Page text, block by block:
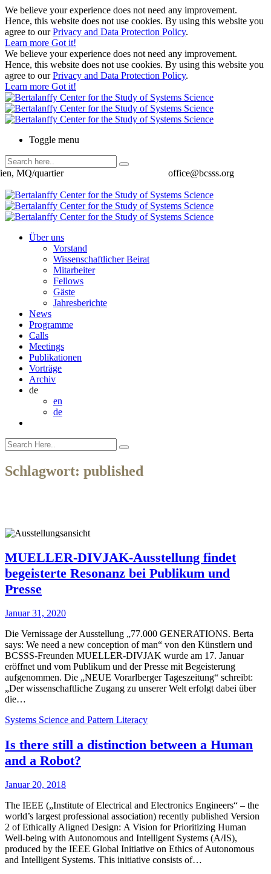
We believe your experience does not need any improvement.
Hence, this website does not use cookies. By using this website you
agree to ourPrivacy and Data Protection Policy.
Learn more Got it!
We believe your experience does not need any improvement.
Hence, this website does not use cookies. By using this website you
agree to ourPrivacy and Data Protection Policy.
Learn more Got it!
Toggle menu
office@bcsss.org
MQ/quartier
Über uns
Vorstand
Wissenschaftlicher Beirat
Mitarbeiter
Fellows
Gäste
Jahresberichte
News
Programme
Calls
Meetings
Publikationen
Vorträge
Archiv
de
en
de
Schlagwort: published
MUELLER-DIVJAK-Ausstellung findet
begeisterte Resonanz bei Publikum und
Presse
Januar 31, 2020
Die Vernissage der Ausstellung „77.000 GENERATIONS. Berta
says: We need a new conception of man“ von den Künstlern und
BCSSS-Freunden MUELLER-DIVJAK wurde am 17. Januar
eröffnet und vom Publikum und der Presse mit Begeisterung
aufgenommen. Die „NEUE Vorarlberger Tageszeitung“ schreibt:
„Der wissenschaftliche Zugang zu unserer Welt erfolgt dabei über
die…
Systems Science and Pattern Literacy
Is there still a distinction between a Human
and a Robot?
Januar 20, 2018
The IEEE („Institute of Electrical and Electronics Engineers“ – the
world’s largest professional association) recently published Version
2 of Ethically Aligned Design: A Vision for Prioritizing Human
Well-being with Autonomous and Intelligent Systems (A/IS),
produced by the IEEE Global Initiative on Ethics of Autonomous
and Intelligent Systems. This initiative consists of…